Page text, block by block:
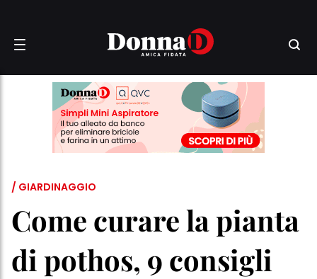
/ GIARDINAGGIO
Come curare la pianta
di pothos, 9 consigli